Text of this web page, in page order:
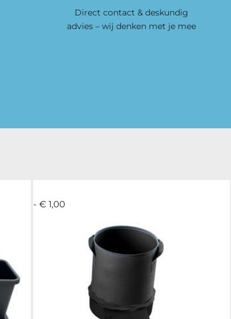
Direct contact & deskundig
advies – wij denken met je mee
- € 1,00